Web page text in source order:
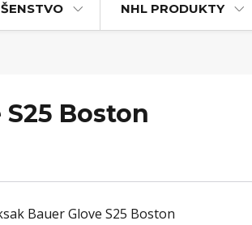
NHL PRODUKTY
Boston